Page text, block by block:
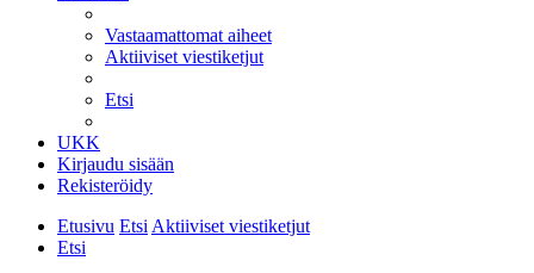
Vastaamattomat aiheet
Aktiiviset viestiketjut
Etsi
UKK
Kirjaudu sisään
Rekisteröidy
Etusivu EtsiAktiiviset viestiketjut
Etsi